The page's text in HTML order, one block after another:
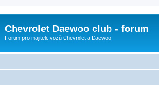
Chevrolet Daewoo club - forum
Forum pro majitele vozů Chevrolet a Daewoo